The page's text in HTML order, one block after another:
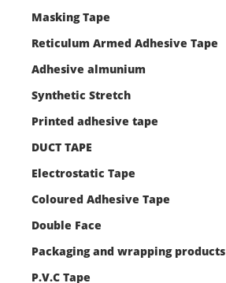
Masking Tape
Reticulum Armed Adhesive Tape
Adhesive almunium
Synthetic Stretch
Printed adhesive tape
DUCT TAPE
Electrostatic Tape
Coloured Adhesive Tape
Double Face
Packaging and wrapping products
P.V.C Tape